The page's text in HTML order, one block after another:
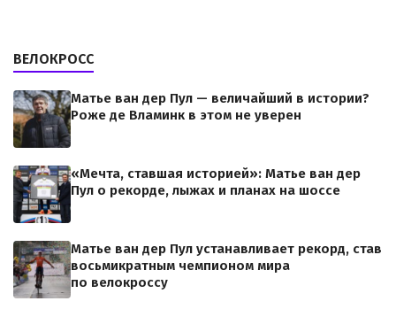
ВЕЛОКРОСС
Матье ван дер Пул — величайший в истории?
Роже де Вламинк в этом не уверен
«Мечта, ставшая историей»: Матье ван дер
Пул о рекорде, лыжах и планах на шоссе
Матье ван дер Пул устанавливает рекорд, став
восьмикратным чемпионом мира
по велокроссу